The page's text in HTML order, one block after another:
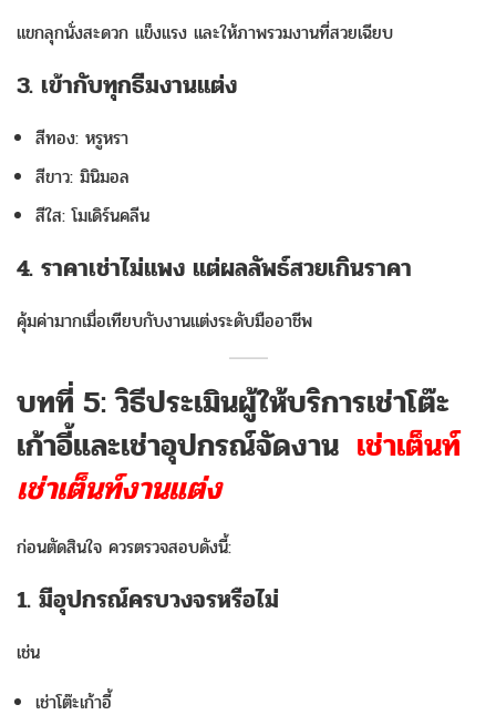
แขกลุกนั่งสะดวก แข็งแรง และให้ภาพรวมงานที่สวยเฉียบ
3. เข้ากับทุกธีมงานแต่ง
สีทอง: หรูหรา
สีขาว: มินิมอล
สีใส: โมเดิร์นคลีน
4. ราคาเช่าไม่แพง แต่ผลลัพธ์สวยเกินราคา
คุ้มค่ามากเมื่อเทียบกับงานแต่งระดับมืออาชีพ
บทที่ 5: วิธีประเมินผู้ให้บริการเช่าโต๊ะ
เก้าอี้และเช่าอุปกรณ์จัดงาน เช่าเต็นท์
เช่าเต็นท์งานแต่ง
ก่อนตัดสินใจ ควรตรวจสอบดังนี้:
1. มีอุปกรณ์ครบวงจรหรือไม่
เช่น
เช่าโต๊ะเก้าอี้